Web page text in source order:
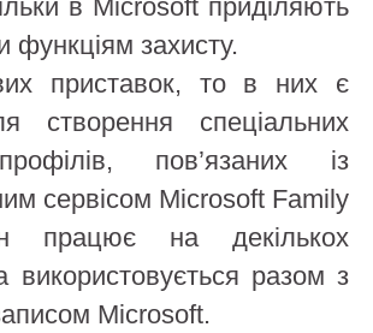
в Microsoft приділяють
функціям захисту.
приставок, то в них є
створення спеціальних
пов’язаних із
сервісом Microsoft Family
працює на декількох
використовується разом з
Microsoft.